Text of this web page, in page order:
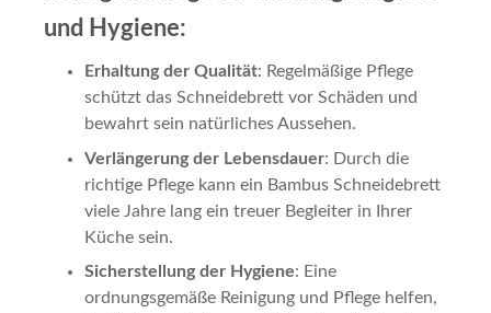
und Hygiene:
Erhaltung der Qualität: Regelmäßige Pflege
schützt das Schneidebrett vor Schäden und
bewahrt sein natürliches Aussehen.
Verlängerung der Lebensdauer: Durch die
richtige Pflege kann ein Bambus Schneidebrett
viele Jahre lang ein treuer Begleiter in Ihrer
Küche sein.
Sicherstellung der Hygiene: Eine
ordnungsgemäße Reinigung und Pflege helfen,